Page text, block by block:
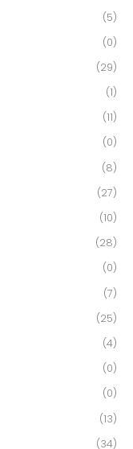
(5)
(0)
(29)
(1)
(11)
(0)
(8)
(27)
(10)
(28)
(0)
(7)
(25)
(4)
(0)
(0)
(13)
(34)